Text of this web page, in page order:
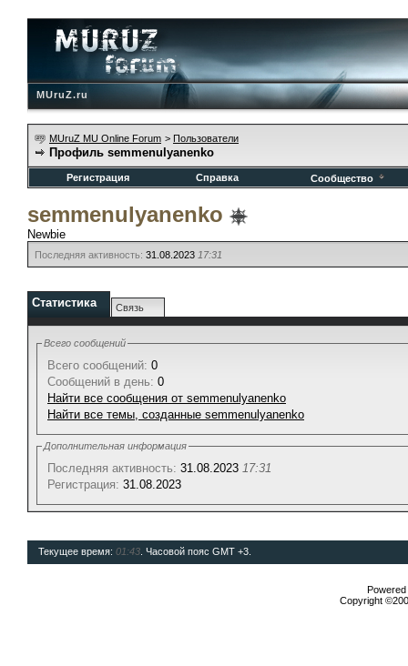
MUruZ.ru
MUruZ MU Online Forum > Пользователи
Профиль semmenulyanenko
Регистрация Справка Сообщество
semmenulyanenko
Newbie
Последняя активность: 31.08.2023 17:31
Статистика Связь
Всего сообщений
Всего сообщений: 0
Сообщений в день: 0
Найти все сообщения от semmenulyanenko
Найти все темы, созданные semmenulyanenko
Дополнительная информация
Последняя активность: 31.08.2023 17:31
Регистрация: 31.08.2023
Текущее время: 01:43 . Часовой пояс GMT +3.
Copyright